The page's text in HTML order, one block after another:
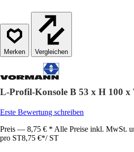
Vergleichen
L-Profil-Konsole B 53 x H 100
Erste Bewertung schreiben
Preis — 8,75 € * Alle Preise inkl. MwSt.
pro ST8,75 €*/ ST